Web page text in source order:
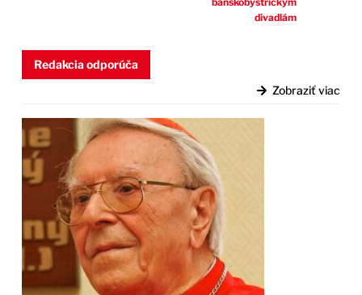
divadlám
Redakcia odporúča
Zobraziť viac